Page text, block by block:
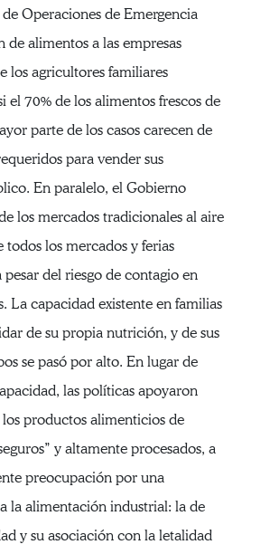
Operaciones de Emergencia
alimentos a las empresas
los agricultores familiares
el 70% de los alimentos frescos de
parte de los casos carecen de
para vender sus
En paralelo, el Gobierno
los mercados tradicionales al aire
todos los mercados y ferias
del riesgo de contagio en
La capacidad existente en familias
de su propia nutrición, y de sus
se pasó por alto. En lugar de
las políticas apoyaron
productos alimenticios de
y altamente procesados, a
preocupación por una
la alimentación industrial: la de
y su asociación con la letalidad